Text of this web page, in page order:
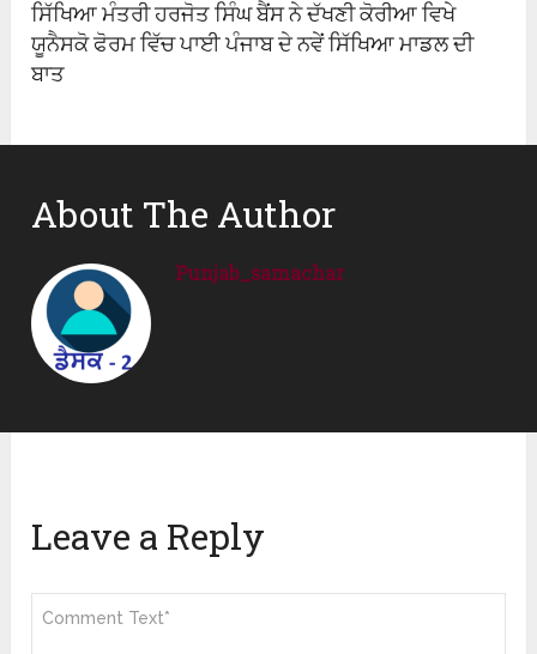
ਸਿੱਖਿਆ ਮੰਤਰੀ ਹਰਜੋਤ ਸਿੰਘ ਬੈਂਸ ਨੇ ਦੱਖਣੀ ਕੋਰੀਆ ਵਿਖੇ
ਯੂਨੈਸਕੋ ਫੋਰਮ ਵਿੱਚ ਪਾਈ ਪੰਜਾਬ ਦੇ ਨਵੇਂ ਸਿੱਖਿਆ ਮਾਡਲ ਦੀ
ਬਾਤ
About The Author
Punjab_samachar
Leave a Reply